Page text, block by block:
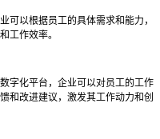
可以根据员工的具体需求和能力，
工作效率。
字化平台，企业可以对员工的工作
和改进建议，激发其工作动力和创